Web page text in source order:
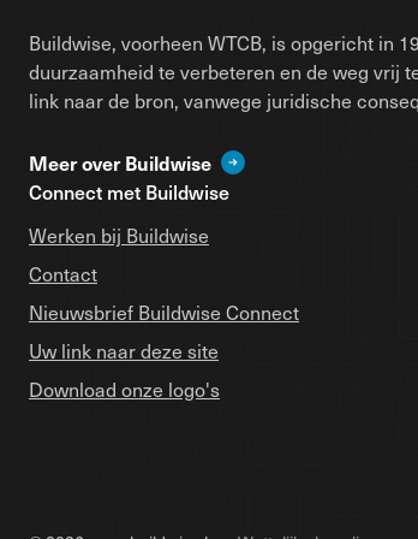
Buildwise, voorheen WTCB, is opgericht in
duurzaamheid te verbeteren en de weg vrij
link naar de bron, vanwege juridische
Meer over Buildwise
Connect met Buildwise
Werken bij Buildwise
Contact
Nieuwsbrief Buildwise Connect
Uw link naar deze site
Download onze logo's